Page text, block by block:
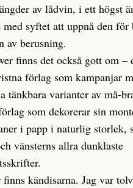
av lådvin, i ett högst
syftet att uppnå den för
av berusning.
finns det också gott om –
förlag som kampanjar
tänkbara varianter av må-
som dekorerar sin
i papp i naturlig storlek,
vänsterns allra dunklaste
finns kändisarna. Jag var